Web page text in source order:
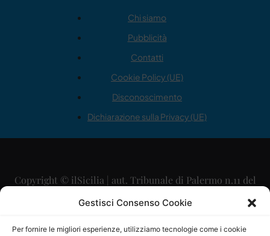
Gestisci Consenso Cookie
Per fornire le migliori esperienze, utilizziamo tecnologie come i cookie
Chi siamo
Pubblicità
Contatti
Cookie Policy (UE)
Disconoscimento
Dichiarazione sulla Privacy (UE)
Copyright © ilSicilia | aut. Tribunale di Palermo n.11 del
29/09/2015